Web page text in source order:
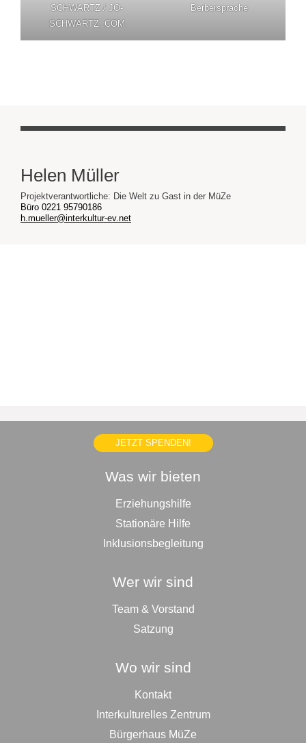
SCHWARTZ / JO-
SCHWARTZ .COM
Berbersprache
Helen Müller
Projektverantwortliche: Die Welt zu Gast in der MüZe
Büro 0221 95790186
h.mueller@interkultur-ev.net
JETZT SPENDEN!
Was wir bieten
Erziehungshilfe
Stationäre Hilfe
Inklusionsbegleitung
Wer wir sind
Team & Vorstand
Satzung
Wo wir sind
Kontakt
Interkulturelles Zentrum
Bürgerhaus MüZe